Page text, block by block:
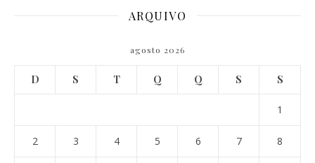
ARQUIVO
agosto 2026
D S T Q Q S S
1
2 3 4 5 6 7 8